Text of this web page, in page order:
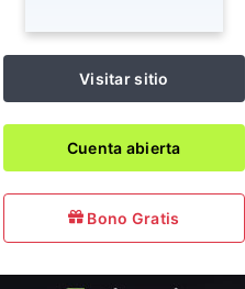
Visitar sitio
Cuenta abierta
Bono Gratis